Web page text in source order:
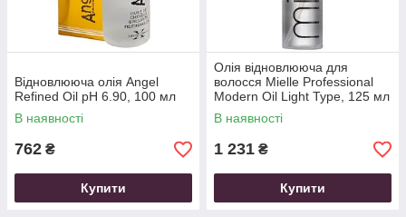
Відновлююча олія Angel
Refined Oil pH 6.90, 100 мл
В наявності
762 ₴
Купити
Олія відновлююча для
волосся Mielle Professional
Modern Oil Light Type, 125 мл
В наявності
1 231 ₴
Купити